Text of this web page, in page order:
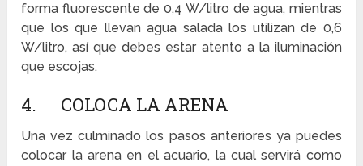
forma fluorescente de 0,4 W/litro de agua, mientras
que los que llevan agua salada los utilizan de 0,6
W/litro, así que debes estar atento a la iluminación
que escojas.
4. COLOCA LA ARENA
Una vez culminado los pasos anteriores ya puedes
colocar la arena en el acuario, la cual servirá como